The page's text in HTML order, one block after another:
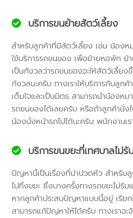
บริการขนย้ายสัตว์เลี้ยง
สำหรับลูกค้าที่มีสัตว์เลี้ยง เช่น น้อง
ใช้บริการรถขนของ เพื่อย้ายหอพัก ย้
เป็นกังวลว่ารถขนของจะให้สัตว์เลี้ยง
กังวลนะครับ ทางเราให้บริการกับลูก
เต็มใจและเป็นมิตร สามารถนำน้องห
รถขนของได้เลยครับ หรือถ้าลูกค้านั่ง
น้องนั่งหน้ารถไปได้นะครับ พนักงาน
บริการขนขยะที่เทศบาลไม่รั
ปัญหานี้เป็นเรื่องที่น่าปวดหัว สำหรับ
ไปทิ้งขยะ ซึ่งบางครั้งทางรถขยะไม่รับ
หากลูกค้าประสบปัญหาแบบนี้อยู่ เรียก
สามารถแก้ปัญหาให้ได้ครับ ทางเราจะ